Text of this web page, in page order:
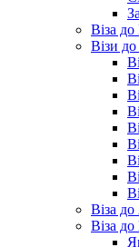
Віза
Візи до
Віза до
Віза до